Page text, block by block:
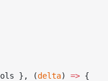
}, (delta) => {